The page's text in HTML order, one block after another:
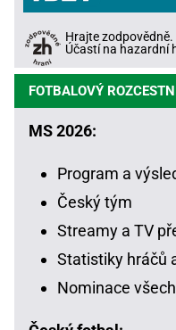
Hrajte
Účastí na hazardní
FOTBALOVÝ
MS 2026:
Program a
Český tým
Streamy a TV
Statistiky hráčů
Nominace